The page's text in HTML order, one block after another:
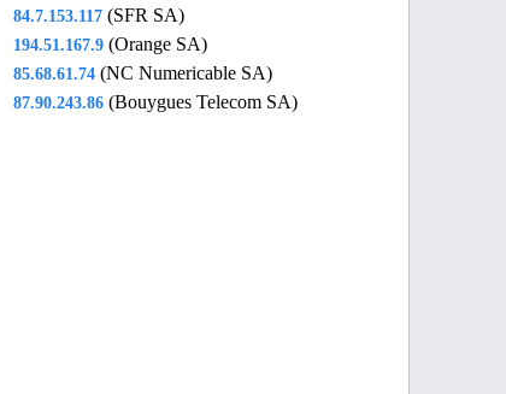
84.7.153.117 (SFR SA)
194.51.167.9 (Orange SA)
85.68.61.74 (NC Numericable SA)
87.90.243.86 (Bouygues Telecom SA)